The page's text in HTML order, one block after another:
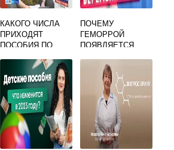
КАКОГО ЧИСЛА
ПРИХОДЯТ
ПОСОБИЯ ПО
ПОЧЕМУ
ГЕМОРРОЙ
ПОЯВЛЯЕТСЯ
БЕРЕМЕННОСТИ